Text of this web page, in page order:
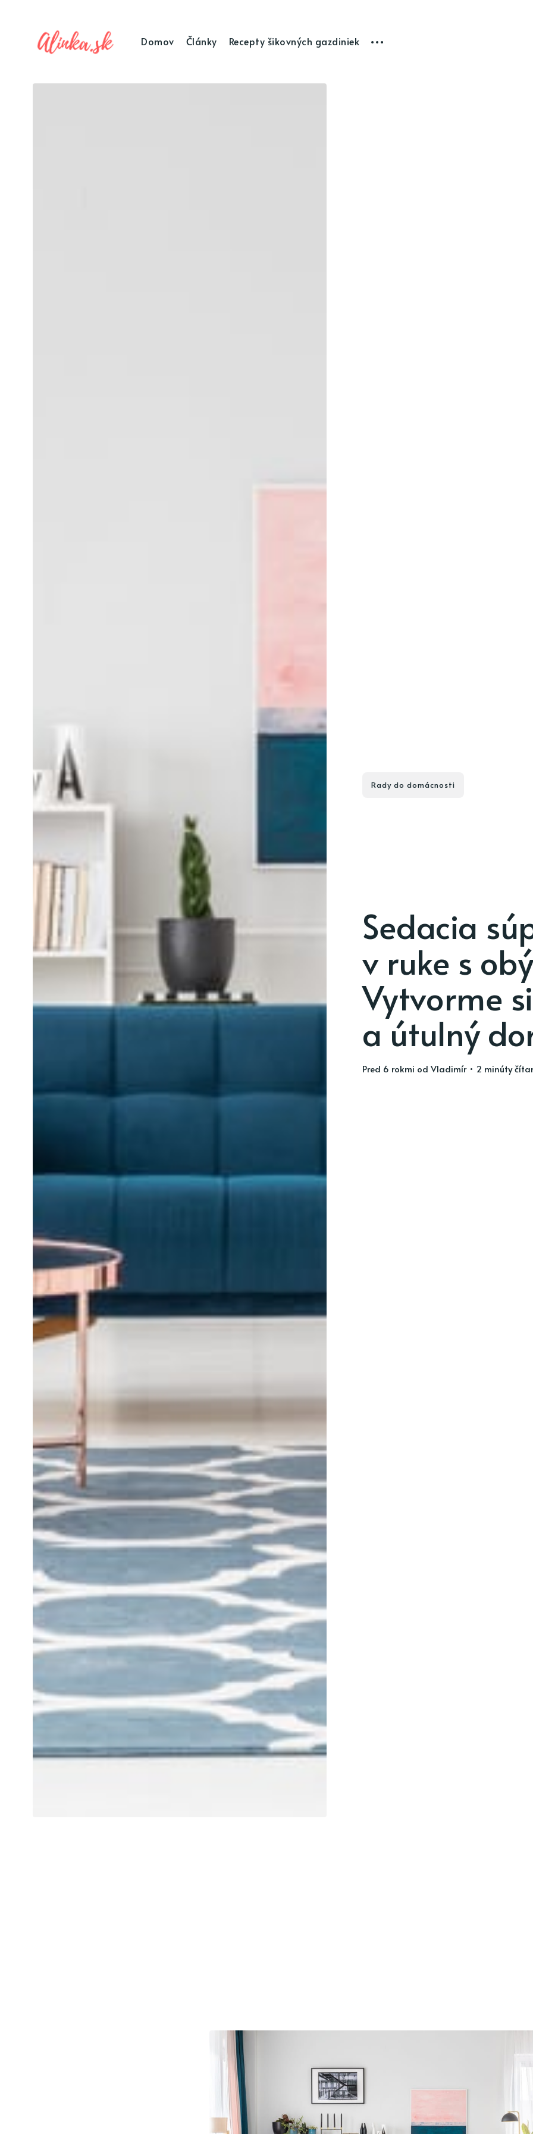
Domov Články Recepty šikovných gazdiniek
Rady do domácnosti
Sedacia
v ruke s
Vytvorme
a útulný
pred 6 rokmi od Vladimír• 2 minúty